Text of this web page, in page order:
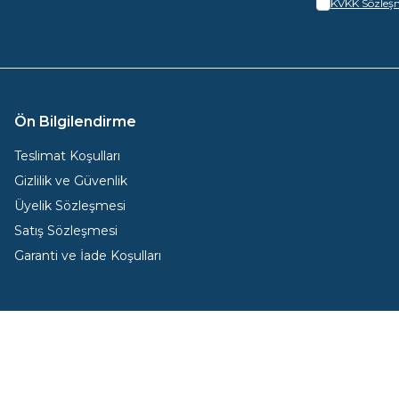
KVKK
Ön Bilgilendirme
Teslimat Koşulları
Gizlilik ve Güvenlik
Üyelik Sözleşmesi
Satış Sözleşmesi
Garanti ve İade Koşulları